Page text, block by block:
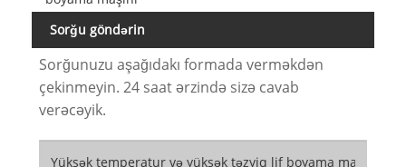
Sorğu göndərin
Sorğunuzu aşağıdakı formada verməkdən
çekinmeyin. 24 saat ərzində sizə cavab
verəcəyik.